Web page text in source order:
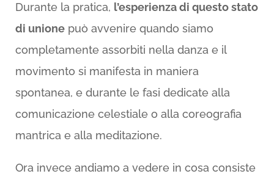
Durante la pratica, l’esperienza di questo stato
di unionepuò avvenire quando siamo
completamente assorbiti nella danza e il
movimento si manifesta in maniera
spontanea, e durante le fasi dedicate alla
comunicazione celestiale o alla coreografia
mantrica e alla meditazione.
Ora invece andiamo a vedere in cosa consiste